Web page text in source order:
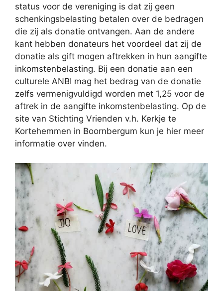
status voor de vereniging is dat zij geen
schenkingsbelasting betalen over de bedragen
die zij als donatie ontvangen. Aan de andere
kant hebben donateurs het voordeel dat zij de
donatie als gift mogen aftrekken in hun aangifte
inkomstenbelasting. Bij een donatie aan een
culturele ANBI mag het bedrag van de donatie
zelfs vermenigvuldigd worden met 1,25 voor de
aftrek in de aangifte inkomstenbelasting. Op de
site van Stichting Vrienden v.h. Kerkje te
Kortehemmen in Boornbergum kun je hier meer
informatie over vinden.